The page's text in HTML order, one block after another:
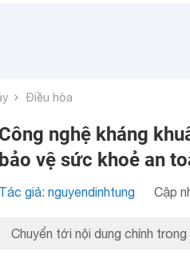
Điều hòa
Công nghệ kháng
bảo vệ sức khoẻ an
Tác giả: nguyendinhtung Cập
Chuyển tới nội dung chính trong